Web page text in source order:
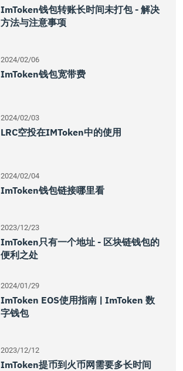
ImToken钱包转账长时间未打包 - 解决
方法与注意事项
2024/02/06
ImToken钱包宽带费
2024/02/03
LRC空投在IMToken中的使用
2024/02/04
ImToken钱包链接哪里看
2023/12/23
ImToken只有一个地址 - 区块链钱包的
便利之处
2024/01/29
ImToken EOS使用指南 | ImToken 数
字钱包
2023/12/12
ImToken提币到火币网需要多长时间